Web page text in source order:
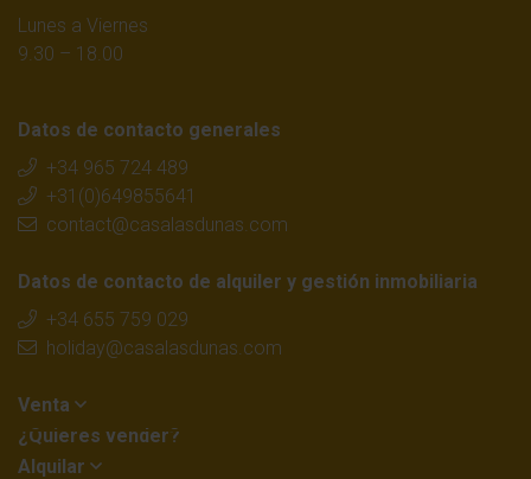
Lunes a Viernes
9.30 – 18.00
Datos de contacto generales
+34 965 724 489
+31(0)649855641
contact@casalasdunas.com
Datos de contacto de alquiler y gestión inmobiliaria
+34 655 759 029
holiday@casalasdunas.com
Venta
¿Quieres vender?
Alquilar